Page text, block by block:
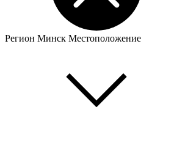
Регион Минск Местоположение